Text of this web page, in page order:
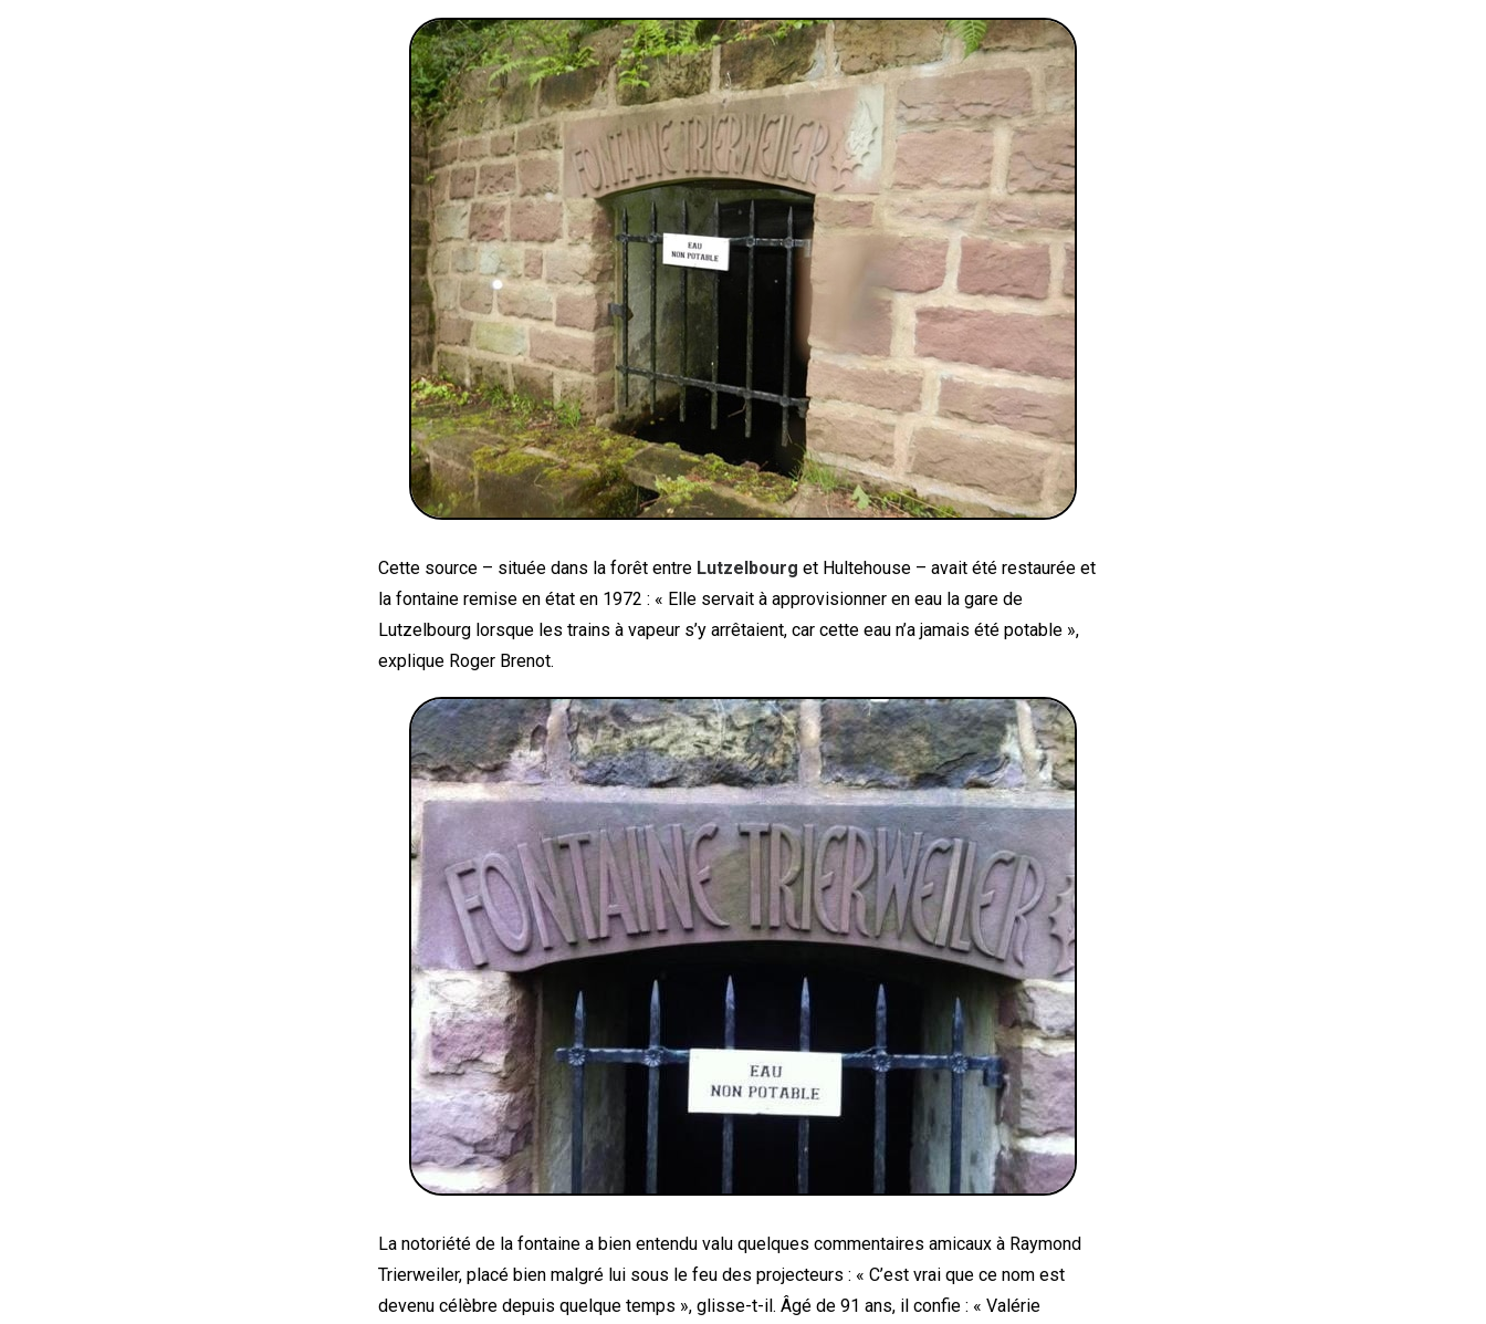
Cette source – située dans la forêt entre Lutzelbourg et Hultehouse – avait été restaurée et
la fontaine remise en état en 1972 : « Elle servait à approvisionner en eau la gare de
Lutzelbourg lorsque les trains à vapeur s’y arrêtaient, car cette eau n’a jamais été potable »,
explique Roger Brenot.
La notoriété de la fontaine a bien entendu valu quelques commentaires amicaux à Raymond
Trierweiler, placé bien malgré lui sous le feu des projecteurs : « C’est vrai que ce nom est
devenu célèbre depuis quelque temps », glisse-t-il. Âgé de 91 ans, il confie : « Valérie